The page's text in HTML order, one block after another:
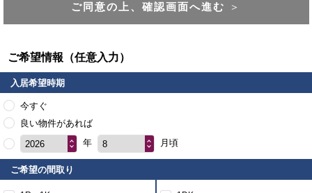
ご同意の上、確認画面へ進む ＞
ご希望情報（任意入力）
入居希望時期
今すぐ
良い物件があれば
2026
年 8 月頃
ご希望の間取り